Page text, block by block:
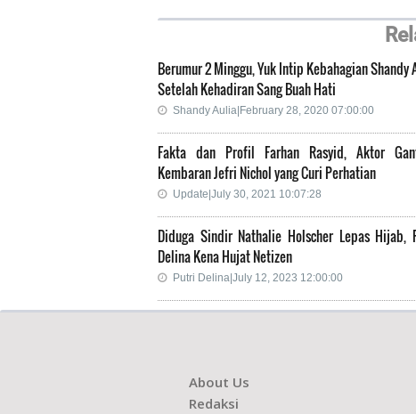
Berumur 2 Minggu, Yuk Intip Kebahagian Shandy
Setelah Kehadiran Sang Buah Hati
Shandy Aulia|February 28, 2020 07:00:00
Fakta dan Profil Farhan Rasyid, Aktor
Kembaran Jefri Nichol yang Curi Perhatian
Update|July 30, 2021 10:07:28
Diduga Sindir Nathalie Holscher Lepas Hijab,
Delina Kena Hujat Netizen
Putri Delina|July 12, 2023 12:00:00
About Us
Redaksi